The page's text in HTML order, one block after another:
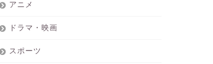
アニメ
ドラマ・映画
スポーツ